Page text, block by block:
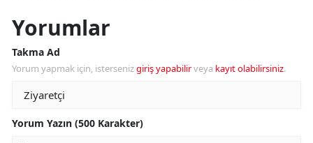
Yorumlar
Takma Ad
Yorum yapmak için, istersenizgiriş yapabilirveya kayıt olabilirsiniz.
Yorum Yazın (500 Karakter)